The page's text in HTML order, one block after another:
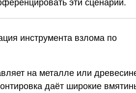
эти сценарии.
инструмента взлома по
на металле или
даёт широкие